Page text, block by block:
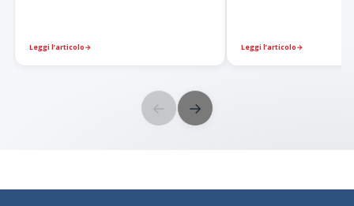
Leggi l’articolo→ Leggi l’articolo→
← →